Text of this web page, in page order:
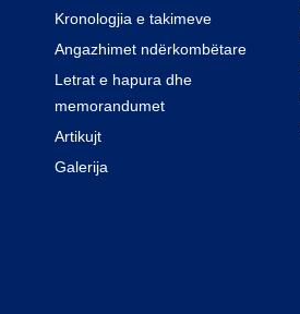
Kronologjia e takimeve
Angazhimet ndërkombëtare
Letrat e hapura dhe
memorandumet
Artikujt
Galerija